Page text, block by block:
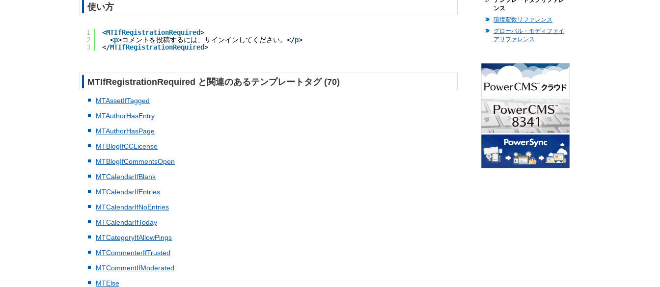
使い方
1
2
3
<MTIfRegistrationRequired>
<p>コメントを投稿するには、サインインしてください。</p>
</MTIfRegistrationRequired>
MTIfRegistrationRequired と関連のあるテンプレートタグ (70)
MTAssetIfTagged
MTAuthorHasEntry
MTAuthorHasPage
MTBlogIfCCLicense
MTBlogIfCommentsOpen
MTCalendarIfBlank
MTCalendarIfEntries
MTCalendarIfNoEntries
MTCalendarIfToday
MTCategoryIfAllowPings
MTCommenterIfTrusted
MTCommentIfModerated
MTElse
ンス
環境変数リファレンス
グローバル・モディファイ
アリファレンス